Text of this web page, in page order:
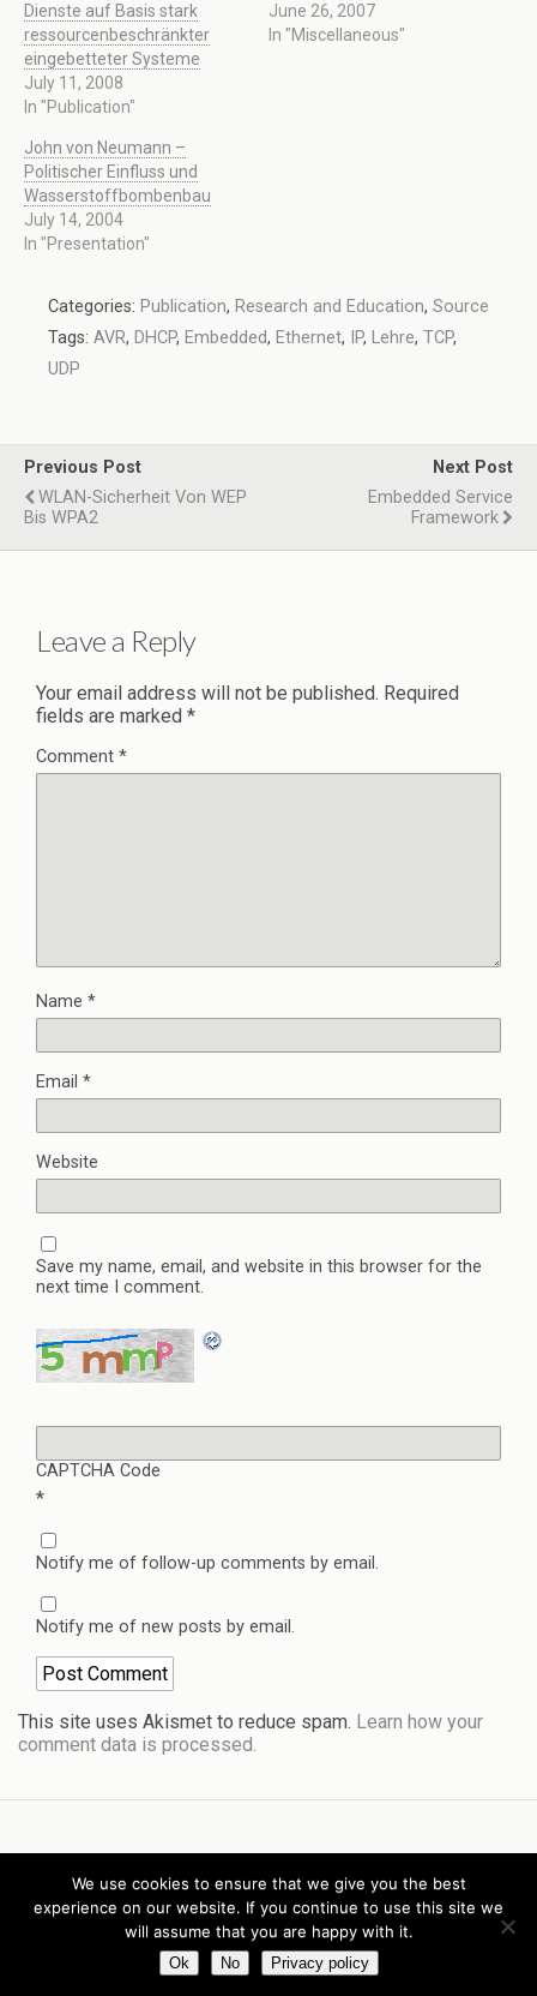
Dienste auf Basis stark
ressourcenbeschränkter
eingebetteter Systeme
July 11, 2008
In "Publication"
June 26, 2007
In "Miscellaneous"
John von Neumann –
Politischer Einfluss und
Wasserstoffbombenbau
July 14, 2004
In "Presentation"
Categories: Publication, Research and Education, Source
Tags: AVR, DHCP, Embedded, Ethernet, IP, Lehre, TCP,
UDP
Previous Post
WLAN-Sicherheit Von WEP
Bis WPA2
Next Post
Embedded Service
Framework
Leave a Reply
Your email address will not be published. Required
fields are marked *
Comment *
Name *
Email *
Website
Save my name, email, and website in this browser for the
next time I comment.
CAPTCHA Code
*
Notify me of follow-up comments by email.
Notify me of new posts by email.
This site uses Akismet to reduce spam. Learn how your
comment data is processed.
Mobile Desktop
We use cookies to ensure that we give you the best
experience on our website. If you continue to use this site we
will assume that you are happy with it.
Ok No Privacy policy